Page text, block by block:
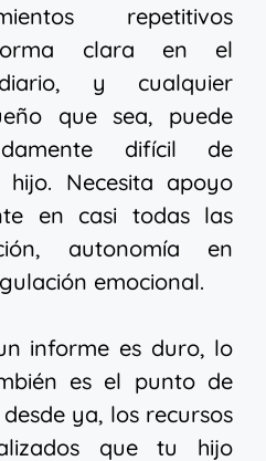
repetitivos
clara en el
y cualquier
que sea, puede
difícil de
Necesita apoyo
en casi todas las
autonomía en
emocional.
informe es duro, lo
es el punto de
ya, los recursos
que tu hijo